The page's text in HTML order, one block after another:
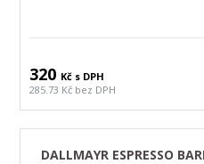
320 Kč s DPH
285.73 Kč bez DPH
DALLMAYR ESPRESSO